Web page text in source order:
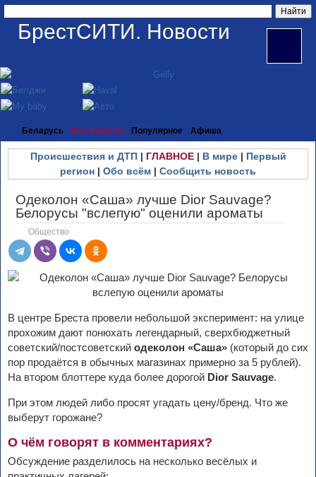
БрестСИТИ. Новости
Беларусь Все новости Популярное Афиша
Происшествия и ДТП| ГЛАВНОЕ| В мире| Первый
регион | Обо всём | Сообщить новость
Одеколон «Саша» лучше Dior Sauvage?
Белорусы "вслепую" оценили ароматы
Общество
В центре Бреста провели небольшой эксперимент: на улице
прохожим дают понюхать легендарный, сверхбюджетный
советский/постсоветский одеколон «Саша» (который до сих
пор продаётся в обычных магазинах примерно за 5 рублей).
На втором блоттере куда более дорогой Dior Sauvage.
При этом людей либо просят угадать цену/бренд. Что же
выберут горожане?
О чём говорят в комментариях?
Обсуждение разделилось на несколько весёлых и